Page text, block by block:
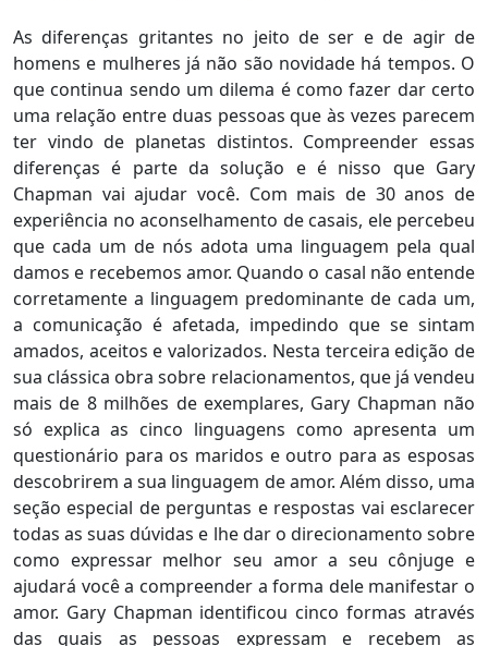
As diferenças gritantes no jeito de ser e de agir de
homens e mulheres já não são novidade há tempos. O
que continua sendo um dilema é como fazer dar certo
uma relação entre duas pessoas que às vezes parecem
ter vindo de planetas distintos. Compreender essas
diferenças é parte da solução e é nisso que Gary
Chapman vai ajudar você. Com mais de 30 anos de
experiência no aconselhamento de casais, ele percebeu
que cada um de nós adota uma linguagem pela qual
damos e recebemos amor. Quando o casal não entende
corretamente a linguagem predominante de cada um,
a comunicação é afetada, impedindo que se sintam
amados, aceitos e valorizados. Nesta terceira edição de
sua clássica obra sobre relacionamentos, que já vendeu
mais de 8 milhões de exemplares, Gary Chapman não
só explica as cinco linguagens como apresenta um
questionário para os maridos e outro para as esposas
descobrirem a sua linguagem de amor. Além disso, uma
seção especial de perguntas e respostas vai esclarecer
todas as suas dúvidas e lhe dar o direcionamento sobre
como expressar melhor seu amor a seu cônjuge e
ajudará você a compreender a forma dele manifestar o
amor. Gary Chapman identificou cinco formas através
das quais as pessoas expressam e recebem as